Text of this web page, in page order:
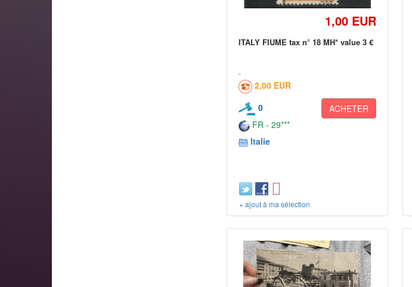
1,00 EUR
ITALY FIUME tax n° 18 MH* value 3 €
2,00 EUR
0
ACHETER
FR - 29***
Italie
+ ajout à ma sélection